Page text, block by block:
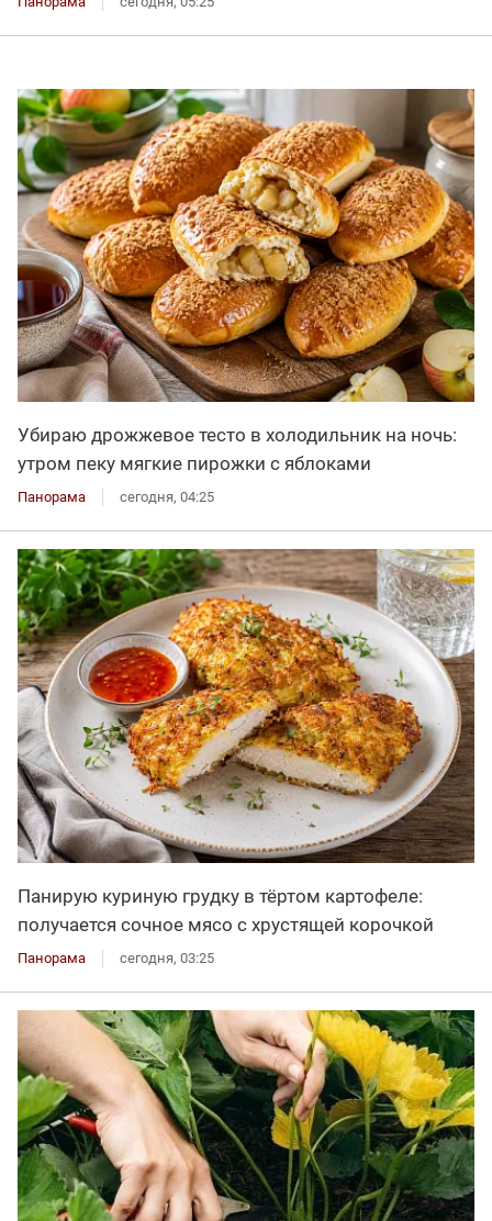
Убираю дрожжевое тесто в холодильник на ночь:
утром пеку мягкие пирожки с яблоками
Панорама сегодня, 04:25
Панирую куриную грудку в тёртом картофеле:
получается сочное мясо с хрустящей корочкой
Панорама сегодня, 03:25